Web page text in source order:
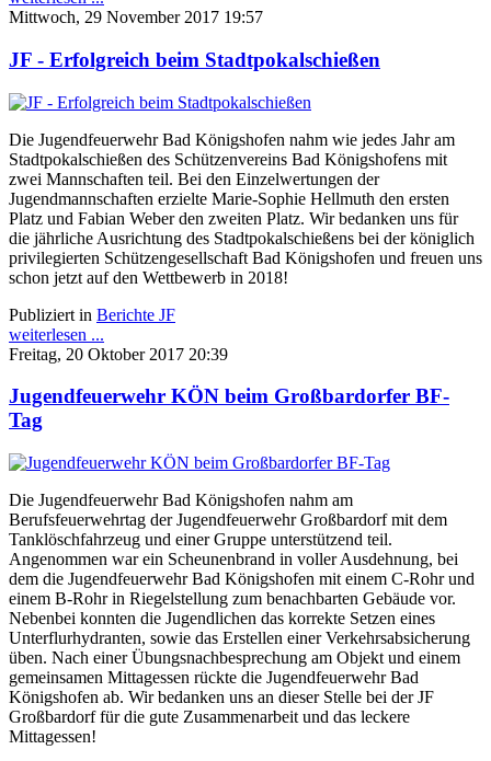
Mittwoch, 29 November 2017 19:57
JF - Erfolgreich beim Stadtpokalschießen
Die Jugendfeuerwehr Bad Königshofen nahm wie jedes Jahr am
Stadtpokalschießen des Schützenvereins Bad Königshofens mit
zwei Mannschaften teil. Bei den Einzelwertungen der
Jugendmannschaften erzielte Marie-Sophie Hellmuth den ersten
Platz und Fabian Weber den zweiten Platz. Wir bedanken uns für
die jährliche Ausrichtung des Stadtpokalschießens bei der königlich
privilegierten Schützengesellschaft Bad Königshofen und freuen uns
schon jetzt auf den Wettbewerb in 2018!
Publiziert in Berichte JF
weiterlesen ...
Freitag, 20 Oktober 2017 20:39
Jugendfeuerwehr KÖN beim Großbardorfer BF-
Tag
Die Jugendfeuerwehr Bad Königshofen nahm am
Berufsfeuerwehrtag der Jugendfeuerwehr Großbardorf mit dem
Tanklöschfahrzeug und einer Gruppe unterstützend teil.
Angenommen war ein Scheunenbrand in voller Ausdehnung, bei
dem die Jugendfeuerwehr Bad Königshofen mit einem C-Rohr und
einem B-Rohr in Riegelstellung zum benachbarten Gebäude vor.
Nebenbei konnten die Jugendlichen das korrekte Setzen eines
Unterflurhydranten, sowie das Erstellen einer Verkehrsabsicherung
üben. Nach einer Übungsnachbesprechung am Objekt und einem
gemeinsamen Mittagessen rückte die Jugendfeuerwehr Bad
Königshofen ab. Wir bedanken uns an dieser Stelle bei der JF
Großbardorf für die gute Zusammenarbeit und das leckere
Mittagessen!